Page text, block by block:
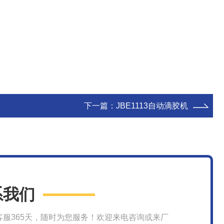
下一篇： JBE1113自动滴胶机
们
服365天，随时为您服务！欢迎来电咨询或来厂